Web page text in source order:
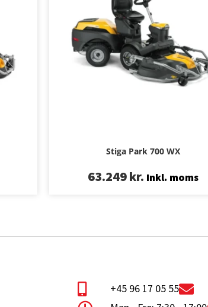
Stiga Park 700 WX
63.249kr. Inkl. moms
+45 96 17 05 55